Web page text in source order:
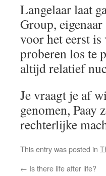
Langelaar laat
Group,
voor het eerst is
proberen los te
altijd relatief
Je vraagt je af
genomen, Paay
rechterlijke
This entry was posted in
← Is there life after life?